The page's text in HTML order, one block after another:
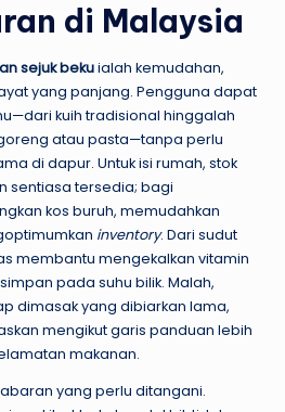
di Malaysia
sejuk bekuialah kemudahan,
yang panjang. Pengguna dapat
kuih tradisional hinggalah
atau pasta—tanpa perlu
di dapur. Untuk isi rumah, stok
sentiasa tersedia; bagi
kos buruh, memudahkan
inventory. Dari sudut
membantu mengekalkan vitamin
pada suhu bilik. Malah,
dimasak yang dibiarkan lama,
mengikut garis panduan lebih
makanan.
yang perlu ditangani.